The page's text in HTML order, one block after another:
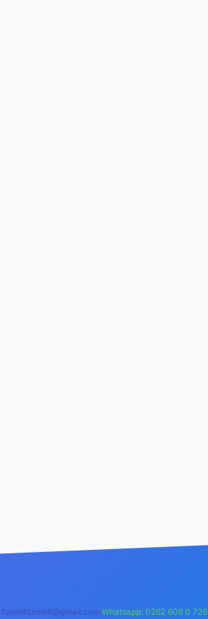
forumhizmeti@gmail.com Whatsapp: 0262 606 0 726